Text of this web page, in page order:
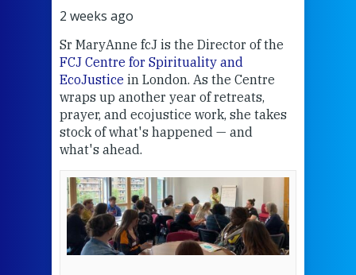
2 weeks ago
Sr MaryAnne fcJ is the Director of the
FCJ Centre for Spirituality and
EcoJustice in London. As the Centre
wraps up another year of retreats,
prayer, and ecojustice work, she takes
stock of what's happened — and
what's ahead.